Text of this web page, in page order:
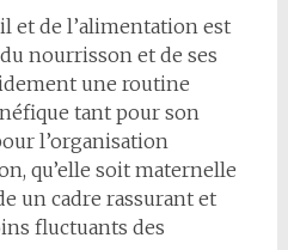
et de l’alimentation est
nourrisson et de ses
une routine
tant pour son
l’organisation
qu’elle soit maternelle
un cadre rassurant et
fluctuants des